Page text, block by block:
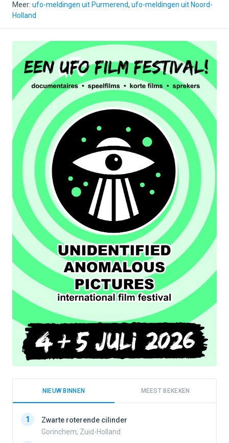
Meer: ufo-meldingen uit Purmerend, ufo-meldingen uit Noord-
Holland
NIEUW BINNEN MEEST BEKEKEN
1
Zwarte roterende cilinder
Gorinchem, Zuid-Holland